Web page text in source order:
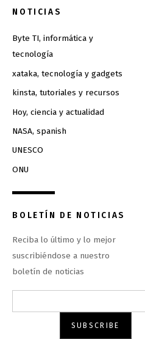
NOTICIAS
Byte TI, informática y
tecnología
xataka, tecnología y gadgets
kinsta, tutoriales y recursos
Hoy, ciencia y actualidad
NASA, spanish
UNESCO
ONU
BOLETÍN DE NOTICIAS
Reciba lo último y lo mejor
suscribiéndose a nuestro
boletín de noticias